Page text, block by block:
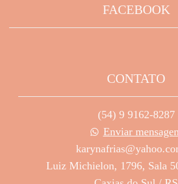
FACEBOOK
CONTATO
(54) 9 9162-8287
Enviar
Luiz Michielon, 1796, Sala